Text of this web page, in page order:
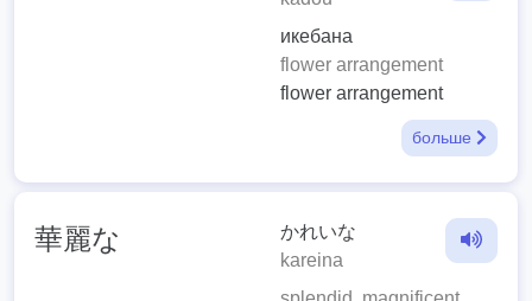
икебана
flower arrangement
flower arrangement
больше
華麗な
かれいな
kareina